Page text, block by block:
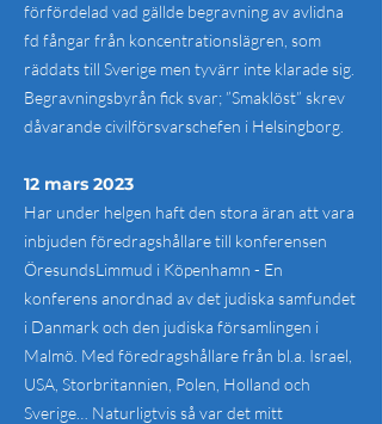
förfördelad vad gällde begravning av avlidna
fd fångar från koncentrationslägren, som
räddats till Sverige men tyvärr inte klarade sig.
Begravningsbyrån fick svar; ”Smaklöst” skrev
dåvarande civilförsvarschefen i Helsingborg.
12 mars 2023
Har under helgen haft den stora äran att vara
inbjuden föredragshållare till konferensen
ÖresundsLimmud i Köpenhamn - En
konferens anordnad av det judiska samfundet
i Danmark och den judiska församlingen i
Malmö. Med föredragshållare från bl.a. Israel,
USA, Storbritannien, Polen, Holland och
Sverige… Naturligtvis så var det mitt